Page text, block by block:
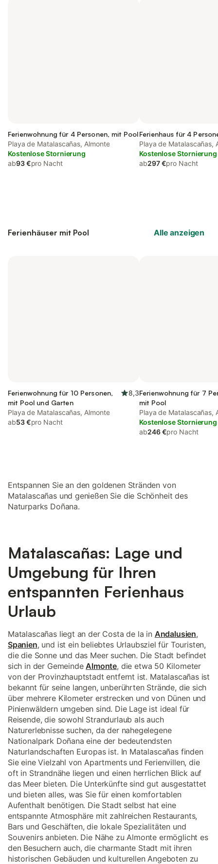
Ferienwohnung für 4 Personen, mit Pool
Playa de Matalascañas, Almonte
Kostenlose Stornierung
ab93 €pro Nacht
Ferienhaus für 4
Playa de Matalascañas,
Kostenlose Stornierung
ab297 €pro Nacht
Ferienhäuser mit Pool Alle anzeigen
Ferienwohnung für 10 Personen,
mit Pool und Garten
8,3
Playa de Matalascañas, Almonte
ab53 €pro Nacht
Ferienwohnung für 7
mit Pool
Playa de Matalascañas,
Kostenlose Stornierung
ab246 €pro Nacht
Entspannen Sie an den goldenen Stränden von
Matalascañas und genießen Sie die Schönheit des
Naturparks Doñana.
Matalascañas: Lage und
Umgebung für Ihren
entspannten Ferienhaus
Urlaub
Matalascañas liegt an der Costa de la in Andalusien,
Spanien, und ist ein beliebtes Urlaubsziel für Touristen,
die die Sonne und das Meer suchen. Die Stadt befindet
sich in der GemeindeAlmonte, die etwa 50 Kilometer
von der Provinzhauptstadt entfernt ist. Matalascañas ist
bekannt für seine langen, unberührten Strände, die sich
über mehrere Kilometer erstrecken und von Dünen und
Pinienwäldern umgeben sind. Die Lage ist ideal für
Reisende, die sowohl Strandurlaub als auch
Naturerlebnisse suchen, da der nahegelegene
Nationalpark Doñana eine der bedeutendsten
Naturlandschaften Europas ist. In Matalascañas finden
Sie eine Vielzahl von Apartments und Ferienvillen, die
oft in Strandnähe liegen und einen herrlichen Blick auf
das Meer bieten. Die Unterkünfte sind gut ausgestattet
und bieten alles, was Sie für einen komfortablen
Aufenthalt benötigen. Die Stadt selbst hat eine
entspannte Atmosphäre mit zahlreichen Restaurants,
Bars und Geschäften, die lokale Spezialitäten und
Souvenirs anbieten. Die Nähe zu Almonte ermöglicht es
den Besuchern auch, die charmante Stadt mit ihren
historischen Gebäuden und kulturellen Angeboten zu